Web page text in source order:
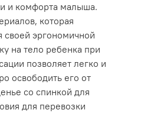
и комфорта малыша.
которая
своей эргономичной
на тело ребенка при
позволяет легко и
освободить его от
со спинкой для
для перевозки